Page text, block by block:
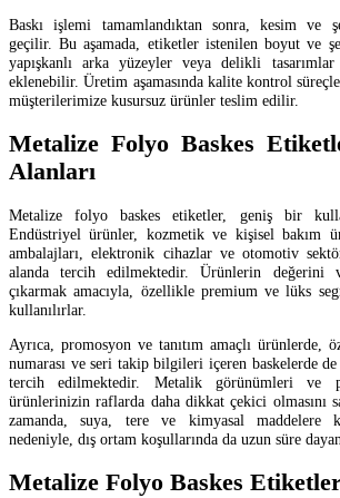
Baskı işlemi tamamlandıktan sonra, kesim ve
geçilir. Bu aşamada, etiketler istenilen boyut ve
yapışkanlı arka yüzeyler veya delikli
eklenebilir. Üretim aşamasında kalite kontrol
müşterilerimize kusursuz ürünler teslim edilir.
Metalize Folyo Baskes
Alanları
Metalize folyo baskes etiketler, geniş bir
Endüstriyel ürünler, kozmetik ve kişisel bakım
ambalajları, elektronik cihazlar ve otomotiv
alanda tercih edilmektedir. Ürünlerin değerini
çıkarmak amacıyla, özellikle premium ve lüks
kullanılırlar.
Ayrıca, promosyon ve tanıtım amaçlı ürünlerde,
numarası ve seri takip bilgileri içeren baskelerde
tercih edilmektedir. Metalik görünümleri ve
ürünlerinizin raflarda daha dikkat çekici olmasını
zamanda, suya, tere ve kimyasal maddelere
nedeniyle, dış ortam koşullarında da uzun süre
Metalize Folyo Baskes